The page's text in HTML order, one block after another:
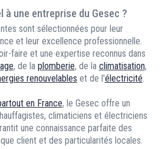
à une entreprise du Gesec ?
sont sélectionnées pour leur
et leur excellence professionnelle.
faire et une expertise reconnus dans
, de la plomberie, de la climatisation,
renouvelables et de l'électricité.
en France, le Gesec offre un
climaticiens et électriciens
une connaissance parfaite des
client et des particularités locales.